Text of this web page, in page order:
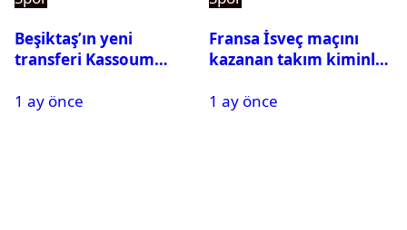
Beşiktaş’ın yeni
transferi Kassoum
gelecek? Resmi
1 ay önce
Fransa İsveç maçını
kazanan takım kiminle
turundaki rakip belli
1 ay önce